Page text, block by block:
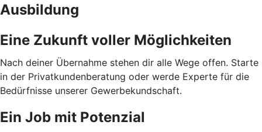
Ausbildung
Eine Zukunft voller Möglichkeiten
Nach deiner Übernahme stehen dir alle Wege offen. Starte
in der Privatkundenberatung oder werde Experte für die
Bedürfnisse unserer Gewerbekundschaft.
Ein Job mit Potenzial